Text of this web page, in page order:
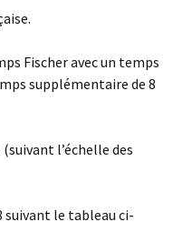
Fischer avec un temps
supplémentaire de 8
l’échelle des
suivant le tableau ci-